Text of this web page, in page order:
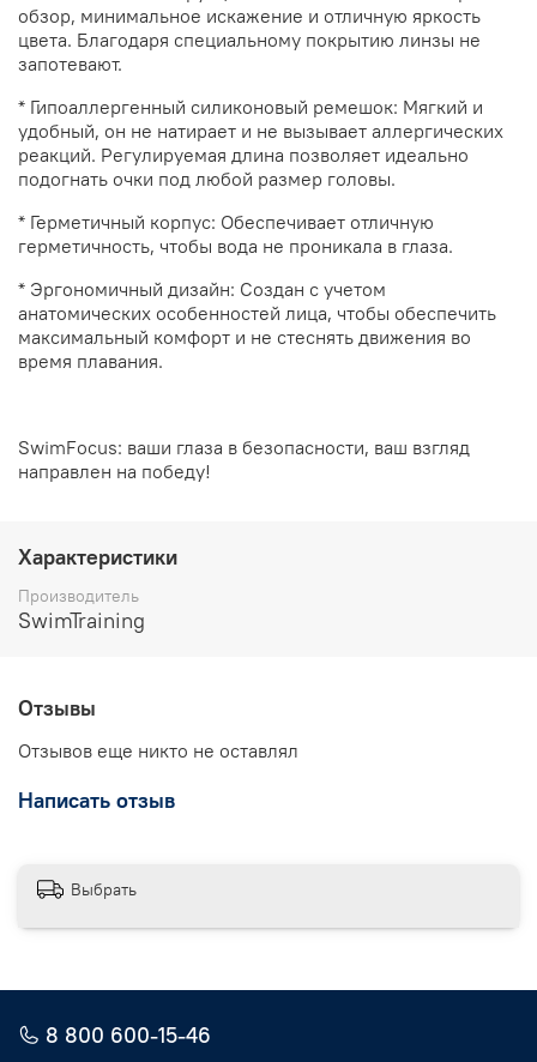
обзор, минимальное искажение и отличную яркость
цвета. Благодаря специальному покрытию линзы не
запотевают.
* Гипоаллергенный силиконовый ремешок: Мягкий и
удобный, он не натирает и не вызывает аллергических
реакций. Регулируемая длина позволяет идеально
подогнать очки под любой размер головы.
* Герметичный корпус: Обеспечивает отличную
герметичность, чтобы вода не проникала в глаза.
* Эргономичный дизайн: Создан с учетом
анатомических особенностей лица, чтобы обеспечить
максимальный комфорт и не стеснять движения во
время плавания.
SwimFocus: ваши глаза в безопасности, ваш взгляд
направлен на победу!
Характеристики
Производитель
SwimTraining
Отзывы
Отзывов еще никто не оставлял
Написать отзыв
Выбрать
8 800 600-15-46